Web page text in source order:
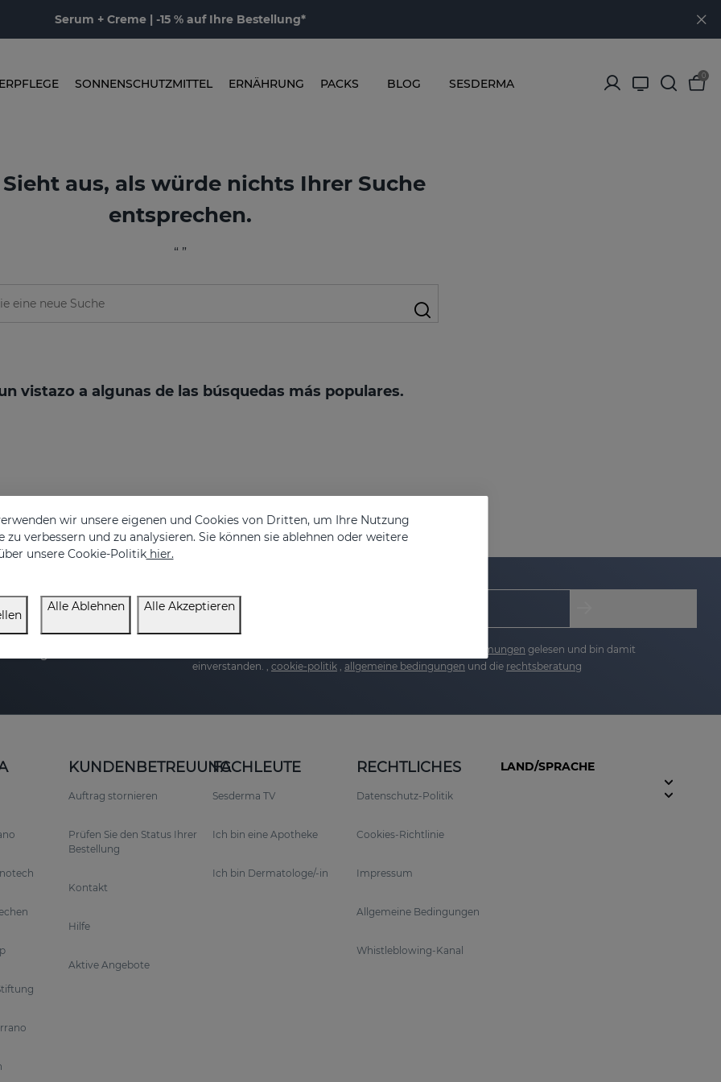
Serum + Creme | -15 % auf Ihre Bestellung*
SONNENSCHUTZMITTEL ERNÄHRUNG PACKS BLOG SESDERMA
0
aus, als würde nichts Ihrer Suche
entsprechen.
“ ”
vistazo a algunas de las búsquedas más populares.
Sie 20% Rabatt auf
Pflege Ihrer Haut.
E-Mail Addresse
datenschutzbestimmungen gelesen und bin damit
einverstanden. , cookie-politik , allgemeine bedingungen und die rechtsberatung
KUNDENBETREUUNG
Auftrag stornieren
Prüfen Sie den Status Ihrer
Bestellung
Kontakt
Hilfe
Aktive Angebote
FACHLEUTE
Sesderma TV
Ich bin eine Apotheke
Ich bin Dermatologe/-in
RECHTLICHES
Datenschutz-Politik
Cookies-Richtlinie
Impressum
Allgemeine Bedingungen
Whistleblowing-Kanal
LAND/SPRACHE
wir unsere eigenen und Cookies von Dritten, um Ihre Nutzung
zu verbessern und zu analysieren. Sie können sie ablehnen oder weitere
unsere Cookie-Politikhier.
Alle Ablehnen Alle Akzeptieren